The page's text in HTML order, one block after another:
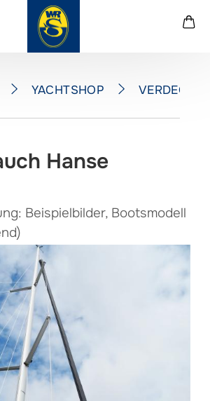
YACHTSHOP VERDECKE
Hanse
Beispielbilder, Bootsmodell
)